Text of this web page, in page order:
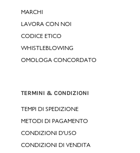
MARCHI
LAVORA CON NOI
CODICE ETICO
WHISTLEBLOWING
OMOLOGA CONCORDATO
TERMINI & CONDIZIONI
TEMPI DI SPEDIZIONE
METODI DI PAGAMENTO
CONDIZIONI D'USO
CONDIZIONI DI VENDITA